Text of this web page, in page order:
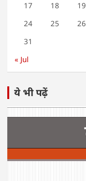
17
18 19
24
25 26
31
« Jul
ये भी पढ़ें